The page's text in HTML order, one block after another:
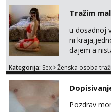
Tražim
u dosadnoj
ni
dajem a
trazim
poljupce po
Kategorija: Sex Ženska osoba
Pozdrav